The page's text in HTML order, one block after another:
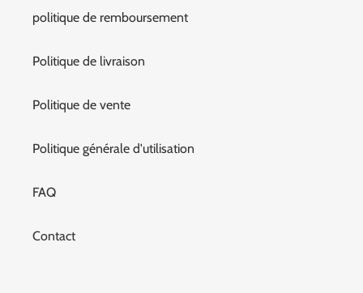
politique de remboursement
Politique de livraison
Politique de vente
Politique générale d'utilisation
FAQ
Contact